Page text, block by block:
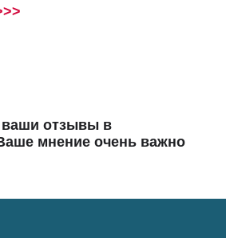
отзывы в
мнение очень важно